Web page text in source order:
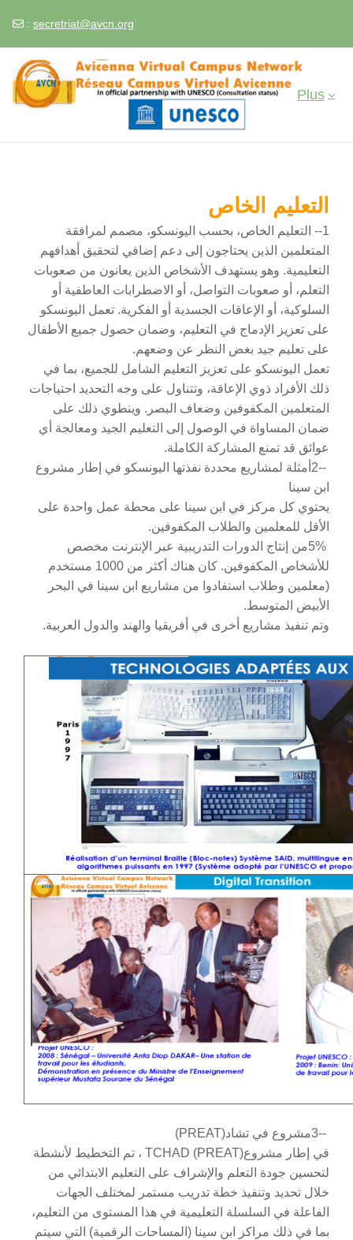
Passer au contenu principal
: secretriat@avcn.org
Plus
التعليم الخاص
1-- التعليم الخاص، بحسب اليونسكو، مصمم لمرافقة
المتعلمين الذين يحتاجون إلى دعم إضافي لتحقيق أهدافهم
التعليمية. وهو يستهدف الأشخاص الذين يعانون من صعوبات
التعلم، أو صعوبات التواصل، أو الاضطرابات العاطفية أو
السلوكية، أو الإعاقات الجسدية أو الفكرية. تعمل اليونسكو
على تعزيز الإدماج في التعليم، وضمان حصول جميع الأطفال
على تعليم جيد بغض النظر عن وضعهم.
تعمل اليونسكو على تعزيز التعليم الشامل للجميع، بما في
ذلك الأفراد ذوي الإعاقة، وتتناول على وجه التحديد احتياجات
المتعلمين المكفوفين وضعاف البصر. وينطوي ذلك على
ضمان المساواة في الوصول إلى التعليم الجيد ومعالجة أي
عوائق قد تمنع المشاركة الكاملة.
2-- أمثلة لمشاريع محددة نفذتها اليونسكو في إطار مشروع
ابن سينا
يحتوي كل مركز في ابن سينا على محطة عمل واحدة على
الأقل للمعلمين والطلاب المكفوفين.
5%من إنتاج الدورات التدريبية عبر الإنترنت مخصص
للأشخاص المكفوفين. كان هناك أكثر من 1000 مستخدم
(معلمين وطلاب استفادوا من مشاريع ابن سينا في البحر
الأبيض المتوسط.
وتم تنفيذ مشاريع أخرى في أفريقيا والهند والدول العربية.
3--مشروع في تشاد(PREAT)
في إطار مشروعTCHAD (PREAT) ، تم التخطيط لأنشطة
لتحسين جودة التعلم والإشراف على التعليم الابتدائي من
خلال تحديد وتنفيذ خطة تدريب مستمر لمختلف الجهات
الفاعلة في السلسلة التعليمية في هذا المستوى من التعليم،
بما في ذلك مراكز ابن سينا (المساحات الرقمية) التي سيتم